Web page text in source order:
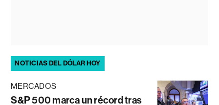
NOTICIAS DEL DÓLAR HOY
MERCADOS
S&P 500 marca un récord tras